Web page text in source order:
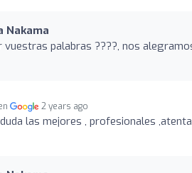
Nakama
palabras ????, nos
2 years ago
las mejores , profesionales